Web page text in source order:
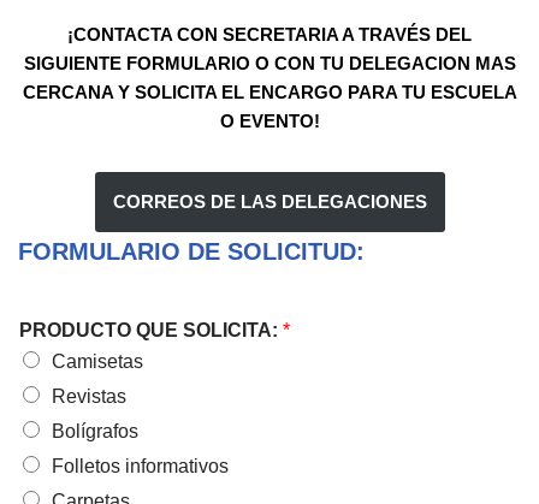
¡CONTACTA CON SECRETARIA A TRAVÉS DEL
SIGUIENTE FORMULARIO O CON TU DELEGACION MAS
CERCANA Y SOLICITA EL ENCARGO PARA TU ESCUELA
O EVENTO!
CORREOS DE LAS DELEGACIONES
FORMULARIO DE SOLICITUD:
PRODUCTO QUE SOLICITA: *
Camisetas
Revistas
Bolígrafos
Folletos informativos